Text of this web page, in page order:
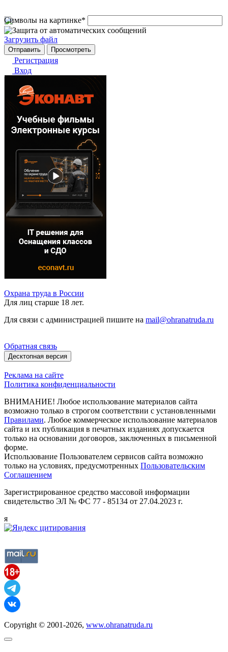
Символы на картинке*
Загрузить файл
Регистрация
Вход
Охрана труда в России
Для лиц старше 18 лет.
Для связи с администрацией пишите на mail@ohranatruda.ru
Обратная связь
Десктопная версия
Реклама на сайте
Политика конфиденциальности
ВНИМАНИЕ! Любое использование материалов сайта
возможно только в строгом соответствии с установленными
Правилами. Любое коммерческое использование материалов
сайта и их публикация в печатных изданиях допускается
только на основании договоров, заключенных в письменной
форме.
Использование Пользователем сервисов сайта возможно
только на условиях, предусмотренных Пользовательским
Соглашением
Зарегистрированное средство массовой информации
свидетельство ЭЛ № ФС 77 - 85134 от 27.04.2023 г.
я
Copyright © 2001-2026, www.ohranatruda.ru